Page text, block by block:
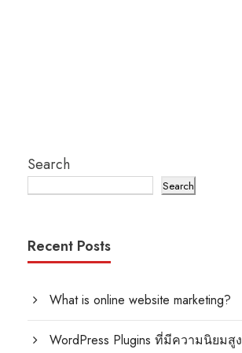
Search
Search
Recent Posts
What is online website marketing?
WordPress Plugins ที่มีความนิยมสูง